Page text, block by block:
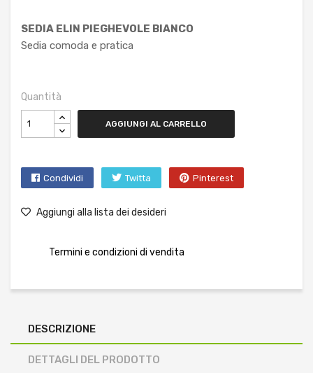
SEDIA ELIN PIEGHEVOLE BIANCO
Sedia comoda e pratica
Quantità
AGGIUNGI AL CARRELLO
Condividi Twitta Pinterest
Aggiungi alla lista dei desideri
Termini e condizioni di vendita
DESCRIZIONE
DETTAGLI DEL PRODOTTO